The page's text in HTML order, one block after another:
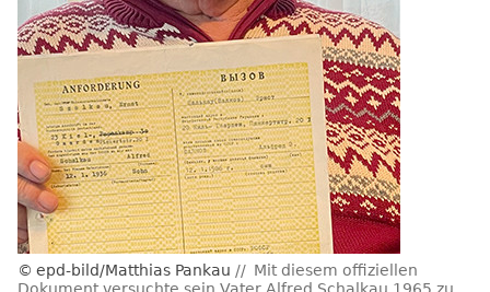
epd-bild/Matthias Pankau
Mit diesem offiziellen